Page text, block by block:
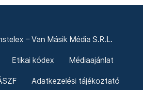
– Van Másik Média S.R.L.
Etikai kódex Médiaajánlat
Adatkezelési tájékoztató